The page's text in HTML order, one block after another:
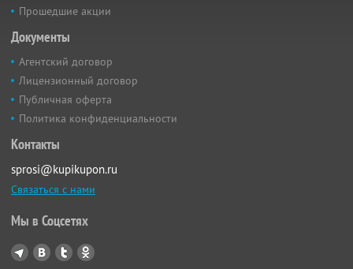
Прошедшие акции
Документы
Агентский договор
Лицензионный договор
Публичная оферта
Политика конфиденциальности
Контакты
sprosi@kupikupon.ru
Связаться с нами
Мы в Соцсетях